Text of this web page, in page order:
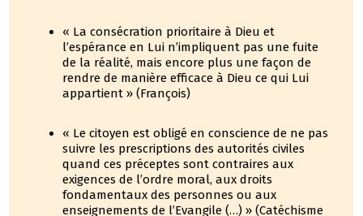
« La consécration prioritaire à Dieu et
l’espérance en Lui n’impliquent pas une fuite
de la réalité, mais encore plus une façon de
rendre de manière efficace à Dieu ce qui Lui
appartient » (François)
« Le citoyen est obligé en conscience de ne pas
suivre les prescriptions des autorités civiles
quand ces préceptes sont contraires aux
exigences de l’ordre moral, aux droits
fondamentaux des personnes ou aux
enseignements de l’Evangile (…) » (Catéchisme